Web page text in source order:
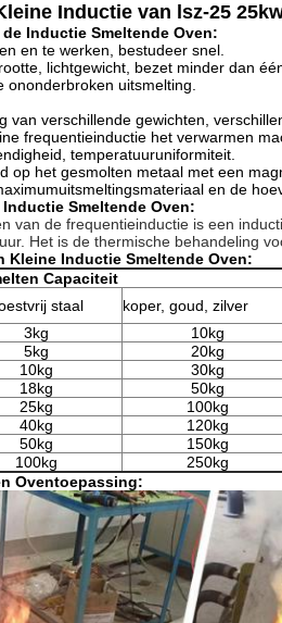
Inductie van lsz-25
Inductie Smeltende Oven:
en te werken, bestudeer snel.
lichtgewicht, bezet minder dan
uitsmelting.
van verschillende gewichten,
frequentieinductie het verwarmen
temperatuuruniformiteit.
op het gesmolten metaal met een
en de
Smeltende Oven:
van de frequentieinductie is een
Het is de thermische behandeling
Kleine Inductie Smeltende Oven:
Capaciteit
staal
koper, goud, zilver
3kg 10kg
5kg 20kg
10kg 30kg
18kg 50kg
25kg 100kg
40kg 120kg
50kg 150kg
100kg 250kg
Oventoepassing: